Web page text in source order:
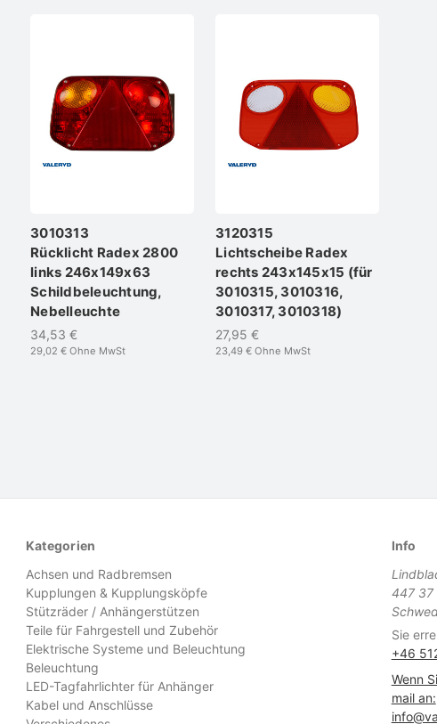
3010313
Rücklicht Radex 2800
links 246x149x63
Schildbeleuchtung,
Nebelleuchte
34,53 €
29,02 € Ohne MwSt
3120315
Lichtscheibe Radex
rechts 243x145x15 (für
3010315, 3010316,
3010317, 3010318)
27,95 €
23,49 € Ohne MwSt
Kategorien
Achsen und Radbremsen
Kupplungen & Kupplungsköpfe
Stützräder / Anhängerstützen
Teile für Fahrgestell und Zubehör
Elektrische Systeme und Beleuchtung
Beleuchtung
LED-Tagfahrlichter für Anhänger
Kabel und Anschlüsse
Info
447 37
Sie
+46
Wenn
mail an: